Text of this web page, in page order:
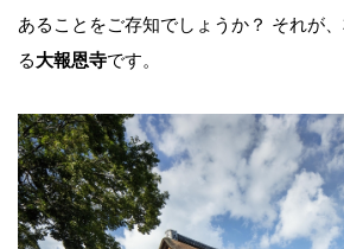
あることをご存知でしょうか？ それが
る大報恩寺です。